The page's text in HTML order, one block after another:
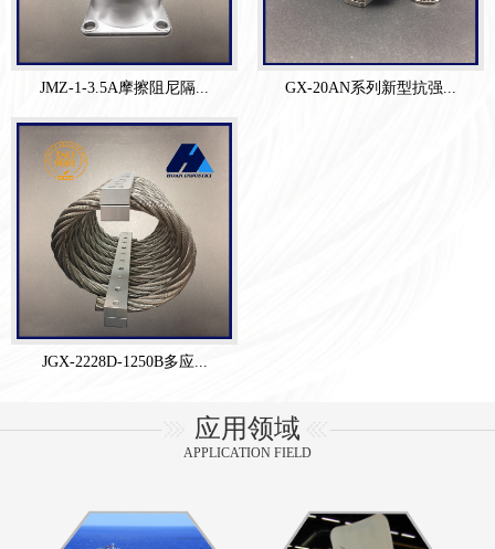
JMZ-1-3.5A摩擦阻尼隔... GX-20AN系列新型抗强...
JGX-2228D-1250B多应...
应用领域
APPLICATION FIELD